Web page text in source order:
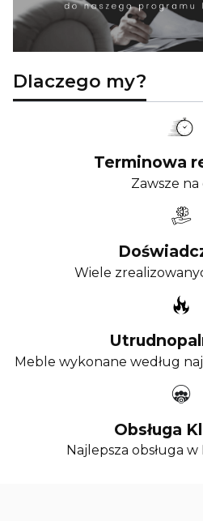
Dlaczego my?
Terminowa
Zawsze na
Wiele
Meble wykonane według
Obsługa
Najlepsza obsługa w